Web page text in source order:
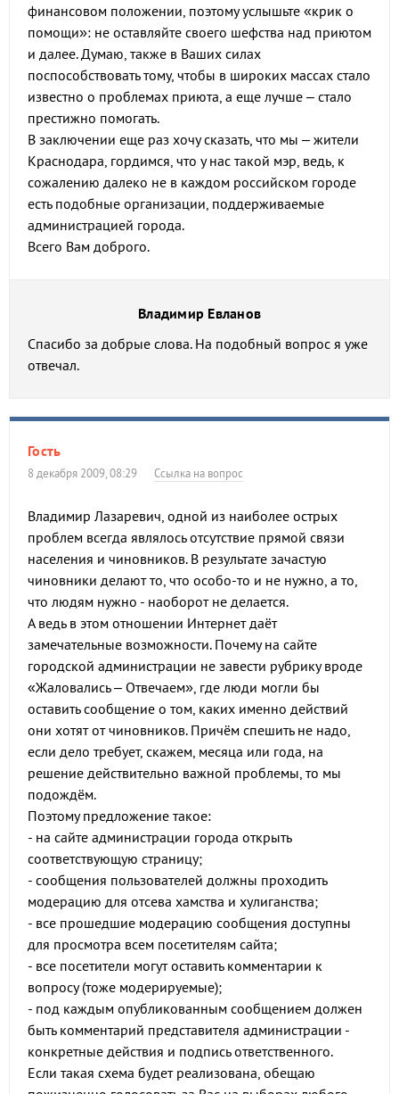
финансовом положении, поэтому услышьте «крик о
помощи»: не оставляйте своего шефства над приютом
и далее. Думаю, также в Ваших силах
поспособствовать тому, чтобы в широких массах стало
известно о проблемах приюта, а еще лучше – стало
престижно помогать.
В заключении еще раз хочу сказать, что мы – жители
Краснодара, гордимся, что у нас такой мэр, ведь, к
сожалению далеко не в каждом российском городе
есть подобные организации, поддерживаемые
администрацией города.
Всего Вам доброго.
Владимир Евланов
Спасибо за добрые слова. На подобный вопрос я уже
отвечал.
Гость
8 декабря 2009, 08:29 Ссылка на вопрос
Владимир Лазаревич, одной из наиболее острых
проблем всегда являлось отсутствие прямой связи
населения и чиновников. В результате зачастую
чиновники делают то, что особо-то и не нужно, а то,
что людям нужно - наоборот не делается.
А ведь в этом отношении Интернет даёт
замечательные возможности. Почему на сайте
городской администрации не завести рубрику вроде
«Жаловались – Отвечаем», где люди могли бы
оставить сообщение о том, каких именно действий
они хотят от чиновников. Причём спешить не надо,
если дело требует, скажем, месяца или года, на
решение действительно важной проблемы, то мы
подождём.
Поэтому предложение такое:
- на сайте администрации города открыть
соответствующую страницу;
- сообщения пользователей должны проходить
модерацию для отсева хамства и хулиганства;
- все прошедшие модерацию сообщения доступны
для просмотра всем посетителям сайта;
- все посетители могут оставить комментарии к
вопросу (тоже модерируемые);
- под каждым опубликованным сообщением должен
быть комментарий представителя администрации -
конкретные действия и подпись ответственного.
Если такая схема будет реализована, обещаю